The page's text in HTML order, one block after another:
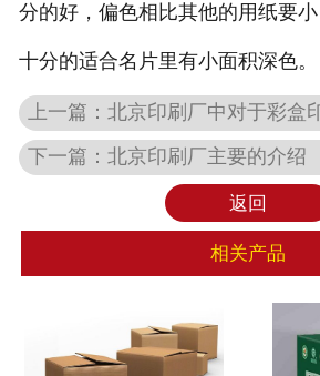
分的好，偏色相比其他的用纸要
十分的适合名片里有小面积深色。
上一篇：北京印刷厂中对于彩盒
下一篇：北京印刷厂主要的介绍
返回
相关产品